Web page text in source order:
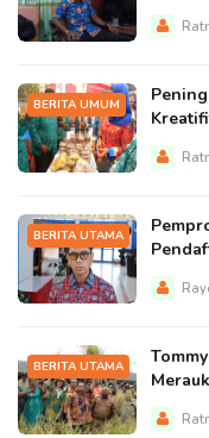
BERITA UMUM
BERITA UTAMA
BERITA UTAMA